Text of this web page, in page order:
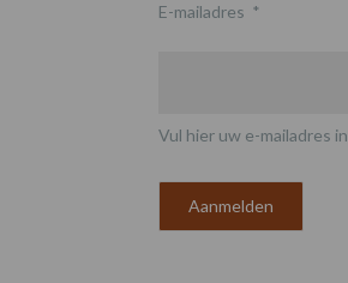
E-mailadres *
Vul hier uw e-mailadres in